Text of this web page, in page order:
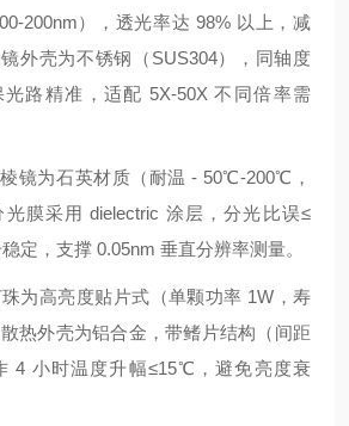
200nm），透光率达 98% 以上，减
外壳为不锈钢（SUS304），同轴度
光路精准，适配 5X-50X 不同倍率需
棱镜为石英材质（耐温 - 50℃-200℃，
膜采用 dielectric 涂层，分光比误≤
定，支撑 0.05nm 垂直分辨率测量。
珠为高亮度贴片式（单颗功率 1W，寿
热外壳为铝合金，带鳍片结构（间距
4 小时温度升幅≤15℃，避免亮度衰